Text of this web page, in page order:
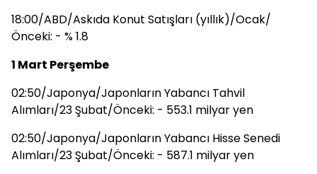
18:00/ABD/Askıda Konut Satışları (yıllık)/Ocak/
Önceki: - % 1.8
1 Mart Perşembe
02:50/Japonya/Japonların Yabancı Tahvil
Alımları/23 Şubat/Önceki: - 553.1 milyar yen
02:50/Japonya/Japonların Yabancı Hisse Senedi
Alımları/23 Şubat/Önceki: - 587.1 milyar yen